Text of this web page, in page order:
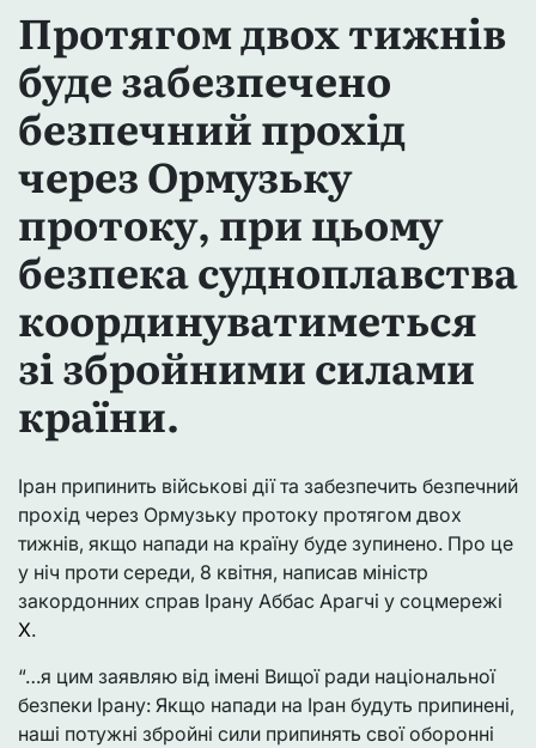
Протягом двох тижнів
буде забезпечено
безпечний прохід
через Ормузьку
протоку, при цьому
безпека судноплавства
координуватиметься
зі збройними силами
країни.
Іран припинить військові дії та забезпечить безпечний
прохід через Ормузьку протоку протягом двох
тижнів, якщо напади на країну буде зупинено. Про це
у ніч проти середи, 8 квітня, написав міністр
закордонних справ Ірану Аббас Арагчі у соцмережі
Х.
“…я цим заявляю від імені Вищої ради національної
безпеки Ірану: Якщо напади на Іран будуть припинені,
наші потужні збройні сили припинять свої оборонні